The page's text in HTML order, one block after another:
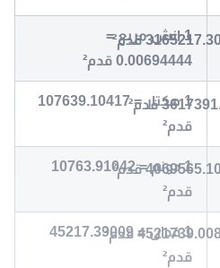
1 انش مربع =
0.00694444 قدم²
1 هكتار = 107639.10417
قدم²
1 دونم = 10763.91042
قدم²
1 فدان = 45217.39009
قدم²